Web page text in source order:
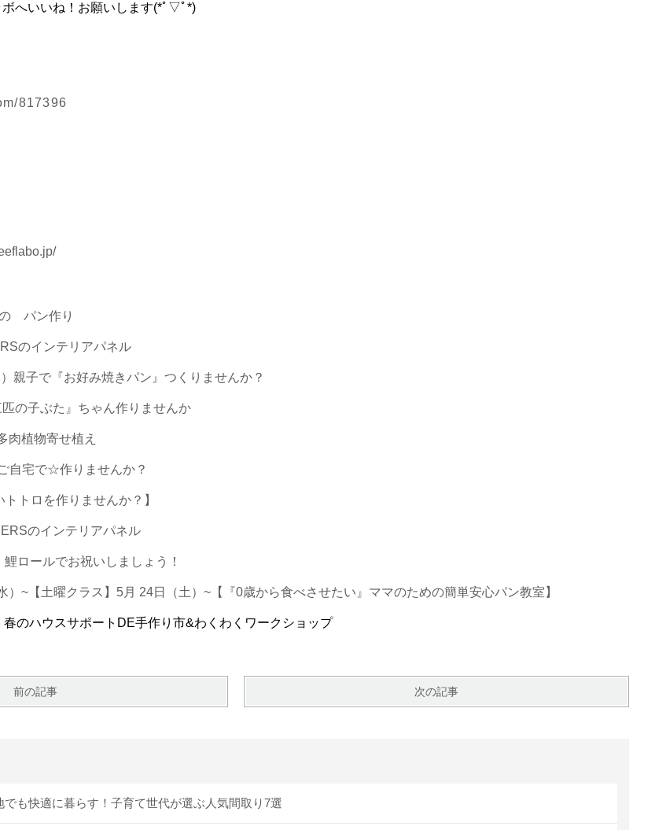
へいいね！お願いします(*ﾟ▽ﾟ*)
817396
パン作り
のインテリアパネル
親子で『お好み焼きパン』つくりませんか？
の子ぶた』ちゃん作りませんか
肉植物寄せ植え
自宅で☆作りませんか？
トロを作りませんか？】
のインテリアパネル
ロールでお祝いしましょう！
）~ 【土曜クラス】5月 24日（土）~ 【『0歳から食べさせたい』ママのための簡単安心パン教室】
のハウスサポートDE手作り市&わくわくワークショップ
前の記事 次の記事
でも快適に暮らす！子育て世代が選ぶ人気間取り7選